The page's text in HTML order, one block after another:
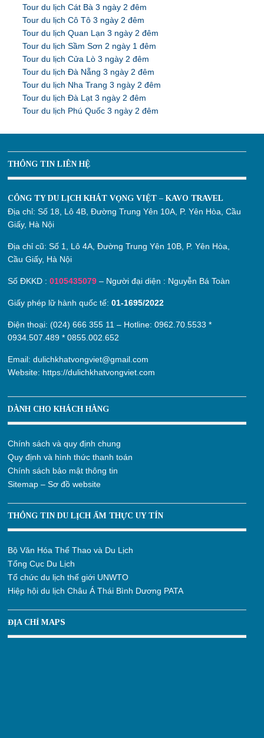
Tour du lịch Cát Bà 3 ngày 2 đêm
Tour du lịch Cô Tô 3 ngày 2 đêm
Tour du lịch Quan Lạn 3 ngày 2 đêm
Tour du lịch Sầm Sơn 2 ngày 1 đêm
Tour du lịch Cửa Lò 3 ngày 2 đêm
Tour du lịch Đà Nẵng 3 ngày 2 đêm
Tour du lịch Nha Trang 3 ngày 2 đêm
Tour du lịch Đà Lạt 3 ngày 2 đêm
Tour du lịch Phú Quốc 3 ngày 2 đêm
THÔNG TIN LIÊN HỆ
CÔNG TY DU LỊCH KHÁT VỌNG VIỆT – KAVO TRAVEL
Địa chỉ:Số 18, Lô 4B, Đường Trung Yên 10A, P. Yên Hòa, Cầu
Giấy, Hà Nội
Địa chỉ cũ:Số 1, Lô 4A, Đường Trung Yên 10B, P. Yên Hòa,
Cầu Giấy, Hà Nội
Số ĐKKD :0105435079 – Người đại diện : Nguyễn Bá Toàn
Giấy phép lữ hành quốc tế:01-1695/2022
Điện thoại: (024) 666 355 11 – Hotline:0962.70.5533 *
0934.507.489 *0855.002.652
Email:dulichkhatvongviet@gmail.com
Website: https://dulichkhatvongviet.com
DÀNH CHO KHÁCH HÀNG
Chính sách và quy định chung
Quy định và hình thức thanh toán
Chính sách bảo mật thông tin
Sitemap – Sơ đồ website
THÔNG TIN DU LỊCH ẨM THỰC UY TÍN
Bộ Văn Hóa Thể Thao và Du Lịch
Tổng Cục Du Lịch
Tổ chức du lịch thế giới UNWTO
Hiệp hội du lịch Châu Á Thái Bình Dương PATA
ĐỊA CHỈ MAPS